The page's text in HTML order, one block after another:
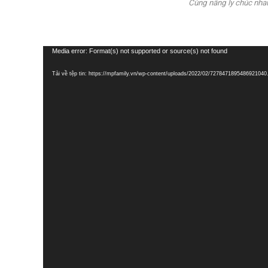
Cùng nâng ly chúc
Trình
Video
Media error: Format(s) not supported or source(s) not found
Tải về tệp tin: https://mpfamily.vn/wp-content/uploads/2022/02/